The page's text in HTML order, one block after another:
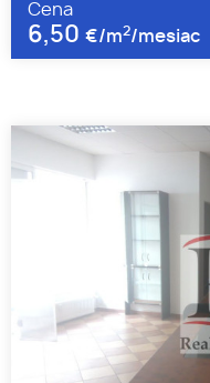
Cena
6,50 €/m2/mesiac